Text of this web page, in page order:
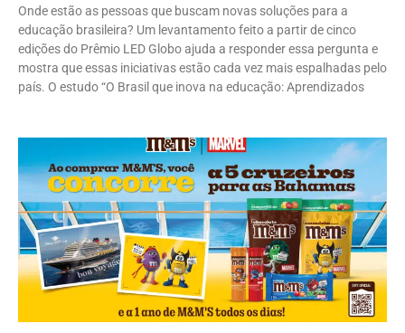
Onde estão as pessoas que buscam novas soluções para a
educação brasileira? Um levantamento feito a partir de cinco
edições do Prêmio LED Globo ajuda a responder essa pergunta e
mostra que essas iniciativas estão cada vez mais espalhadas pelo
país. O estudo “O Brasil que inova na educação: Aprendizados